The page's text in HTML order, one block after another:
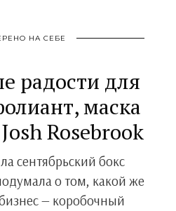
НА СЕБЕ
радости для
маска
Rosebrook
сентябрьский бокс
о том, какой же
— коробочный